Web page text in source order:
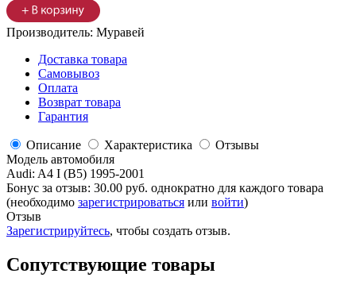
Производитель: Муравей
Доставка товара
Самовывоз
Оплата
Возврат товара
Гарантия
Описание Характеристика
Отзывы
Модель автомобиля
Audi: A4 I (B5) 1995-2001
Бонус за отзыв: 30.00 руб. однократно для каждого товара
(необходимо зарегистрироваться или войти)
Отзыв
Зарегистрируйтесь, чтобы создать отзыв.
Сопутствующие товары